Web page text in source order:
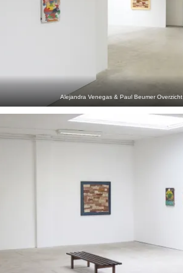
Alejandra Venegas & Paul Beumer Overzicht